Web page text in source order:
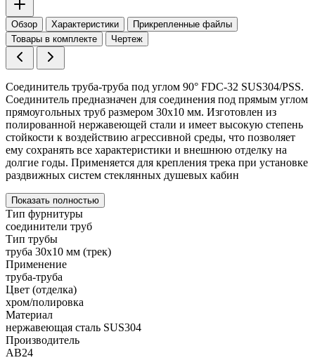
Обзор Характеристики
Прикрепленные файлы
Товары в комплекте
Чертеж
Соединитель труба-труба под углом 90° FDC-32 SUS304/PSS.
Соединитель предназначен для соединения под прямым углом
прямоугольных труб размером 30х10 мм. Изготовлен из
полированной нержавеющей стали и имеет высокую степень
стойкости к воздействию агрессивной среды, что позволяет
ему сохранять все характеристики и внешнюю отделку на
долгие годы. Применяется для крепления трека при установке
раздвижных систем стеклянных душевых кабин
Показать полностью
Тип фурнитуры
соединители труб
Тип трубы
труба 30х10 мм (трек)
Применение
труба-труба
Цвет (отделка)
хром/полировка
Материал
нержавеющая сталь SUS304
Производитель
АВ24